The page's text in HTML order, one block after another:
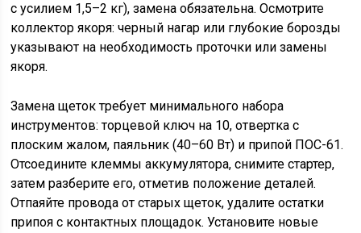
с усилием 1,5–2 кг), замена обязательна. Осмотрите
коллектор якоря: черный нагар или глубокие борозды
указывают на необходимость проточки или замены
якоря.
Замена щеток требует минимального набора
инструментов: торцевой ключ на 10, отвертка с
плоским жалом, паяльник (40–60 Вт) и припой ПОС-61.
Отсоедините клеммы аккумулятора, снимите стартер,
затем разберите его, отметив положение деталей.
Отпаяйте провода от старых щеток, удалите остатки
припоя с контактных площадок. Установите новые